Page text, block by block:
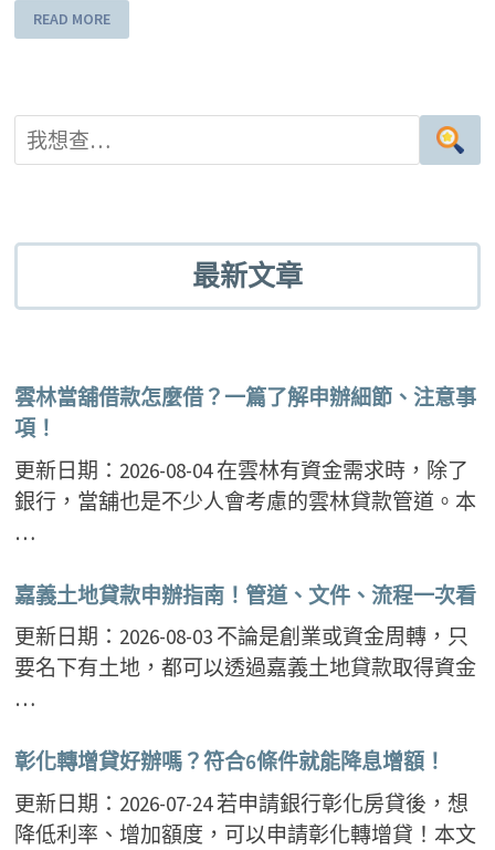
READ MORE
最新文章
雲林當舖借款怎麼借？一篇了解申辦細節、注意事
項！
更新日期：2026-08-04 在雲林有資金需求時，除了
銀行，當舖也是不少人會考慮的雲林貸款管道。本
…
嘉義土地貸款申辦指南！管道、文件、流程一次看
更新日期：2026-08-03 不論是創業或資金周轉，只
要名下有土地，都可以透過嘉義土地貸款取得資金
…
彰化轉增貸好辦嗎？符合6條件就能降息增額！
更新日期：2026-07-24 若申請銀行彰化房貸後，想
降低利率、增加額度，可以申請彰化轉增貸！本文